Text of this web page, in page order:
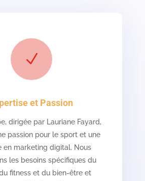
N
et Passion
dirigée par Lauriane Fayard,
passion pour le sport et une
en marketing digital. Nous
les besoins spécifiques du
fitness et du bien-être et